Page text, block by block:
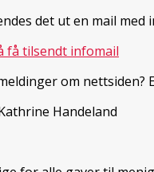
det ut en mail
få tilsendt infomail
om nettsiden?
Handeland